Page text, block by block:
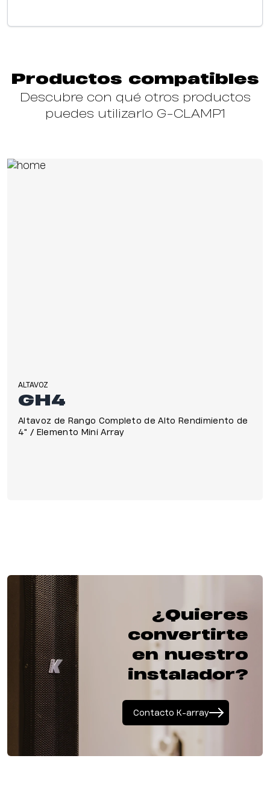
Productos compatibles
Descubre con qué otros productos
puedes utilizarlo G-CLAMP1
ALTAVOZ
GH4
Altavoz de Rango Completo de Alto Rendimiento de
4" / Elemento Mini Array
¿Quieres
convertirte
en nuestro
instalador?
Contacto K-array